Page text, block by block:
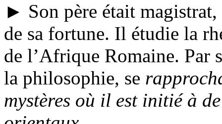
► Son père était
de sa fortune. Il étudie la
de l’Afrique Romaine. Par
la philosophie, se
mystères où il est initié à